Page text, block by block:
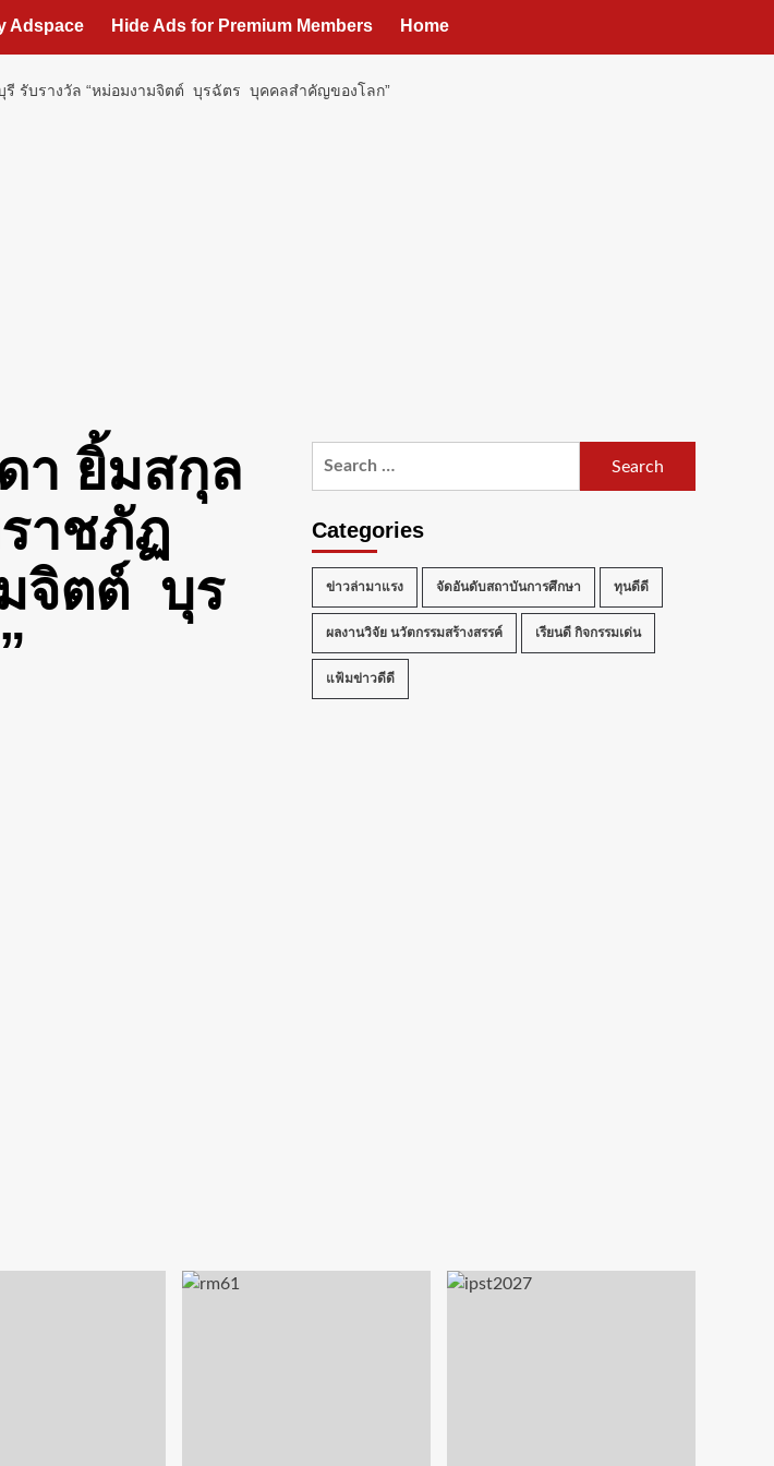
Adspace Hide Ads for Premium Members Home
รับรางวัล “หม่อมงามจิตต์ บุรฉัตร บุคคลสำคัญของโลก”
า ยิ้มสกุล
าชภัฏ
จิตต์ บุร
Categories
ข่าวล่ามาแรง จัดอันดับสถาบันการศึกษา ทุนดีดี
ผลงานวิจัย นวัตกรรมสร้างสรรค์ เรียนดี กิจกรรมเด่น
แฟ้มข่าวดีดี